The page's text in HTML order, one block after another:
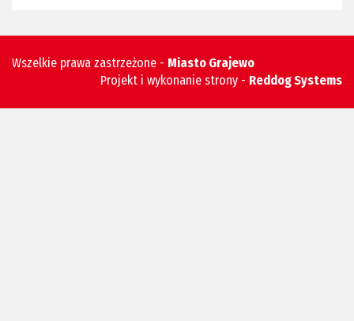
Wszelkie prawa zastrzeżone - Miasto Grajewo
Projekt i wykonanie strony - Reddog Systems